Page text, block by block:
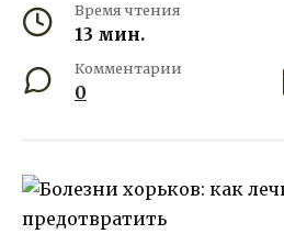
Время чтения
13 мин.
Комментарии
0